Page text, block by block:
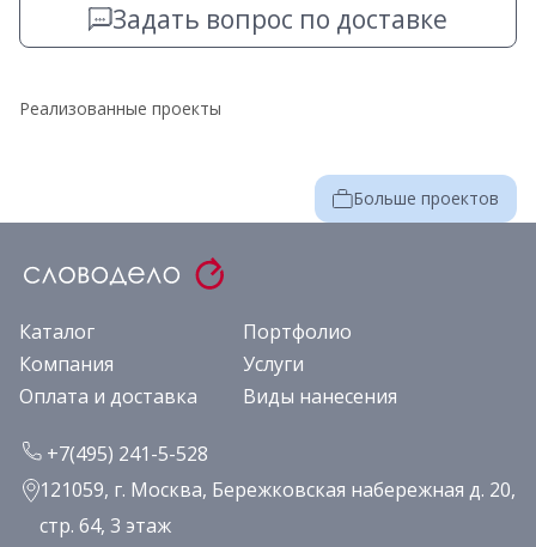
Задать вопрос по доставке
Реализованные проекты
Больше проектов
Каталог
Портфолио
Компания
Услуги
Оплата и доставка
Виды нанесения
+7(495) 241-5-528
121059, г. Москва, Бережковская набережная д. 20,
стр. 64, 3 этаж